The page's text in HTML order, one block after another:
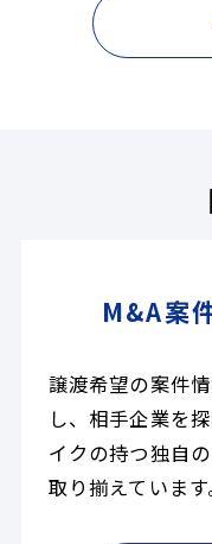
M&A案
譲渡希望の案件
し、相手企業を
イクの持つ独自
取り揃えています